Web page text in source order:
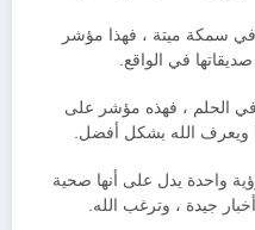
في سمكة ميتة ، فهذا مؤشر
في الواقع.
في الحلم ، فهذه مؤشر على
ويعرف الله بشكل أفضل.
واحدة يدل على أنها صحية
جيدة ، وترغب الله.